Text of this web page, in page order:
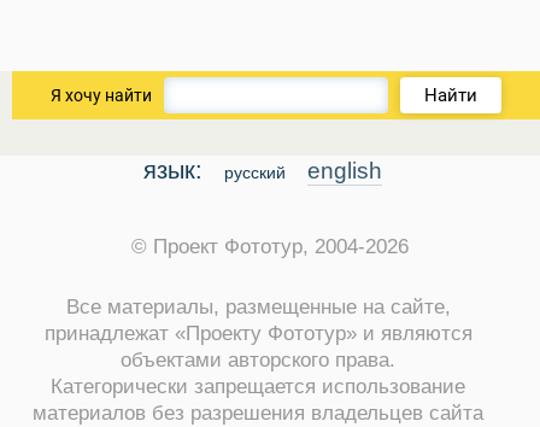
Я хочу найти Найти
язык: русский english
© Проект Фототур, 2004-2026
Все материалы, размещенные на сайте,
принадлежат «Проекту Фототур» и являются
объектами авторского права.
Категорически запрещается использование
материалов без разрешения владельцев сайта